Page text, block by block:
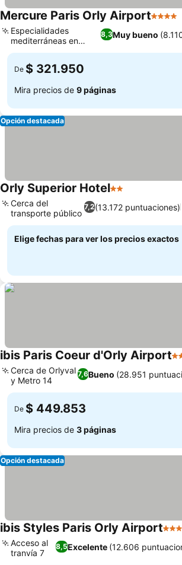
Mercure Paris Orly Airport4
8,3Muy bueno
Especialidades
mediterráneas en
T.A.T.A.
De $ 321.950
Mira precios de 9 páginas
Opción destacada
Orly Superior Hotel2 Estrellas
7,2(13.172 puntuaciones)
Cerca del
transporte público
Elige fechas para ver los precios exactos
ibis Paris Coeur d'Orly Airport3
7,6Bueno (28.951
Cerca de Orlyval
y Metro 14
De $ 449.853
Mira precios de 3 páginas
Opción destacada
ibis Styles Paris Orly Airport3
8,5Excelente (12.606
Acceso al
tranvía 7